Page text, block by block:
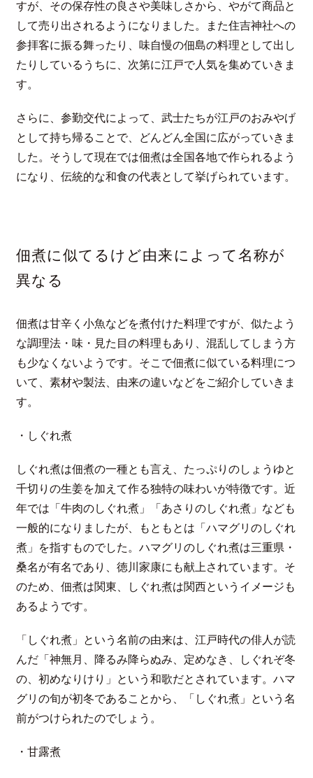
すが、その保存性の良さや美味しさから、やがて商品と
して売り出されるようになりました。また住吉神社への
参拝客に振る舞ったり、味自慢の佃島の料理として出し
たりしているうちに、次第に江戸で人気を集めていきま
す。
さらに、参勤交代によって、武士たちが江戸のおみやげ
として持ち帰ることで、どんどん全国に広がっていきま
した。そうして現在では佃煮は全国各地で作られるよう
になり、伝統的な和食の代表として挙げられています。
佃煮に似てるけど由来によって名称が
異なる
佃煮は甘辛く小魚などを煮付けた料理ですが、似たよう
な調理法・味・見た目の料理もあり、混乱してしまう方
も少なくないようです。そこで佃煮に似ている料理につ
いて、素材や製法、由来の違いなどをご紹介していきま
す。
・しぐれ煮
しぐれ煮は佃煮の一種とも言え、たっぷりのしょうゆと
千切りの生姜を加えて作る独特の味わいが特徴です。近
年では「牛肉のしぐれ煮」「あさりのしぐれ煮」なども
一般的になりましたが、もともとは「ハマグリのしぐれ
煮」を指すものでした。ハマグリのしぐれ煮は三重県・
桑名が有名であり、徳川家康にも献上されています。そ
のため、佃煮は関東、しぐれ煮は関西というイメージも
あるようです。
「しぐれ煮」という名前の由来は、江戸時代の俳人が読
んだ「神無月、降るみ降らぬみ、定めなき、しぐれぞ冬
の、初めなりけり」という和歌だとされています。ハマ
グリの旬が初冬であることから、「しぐれ煮」という名
前がつけられたのでしょう。
・甘露煮